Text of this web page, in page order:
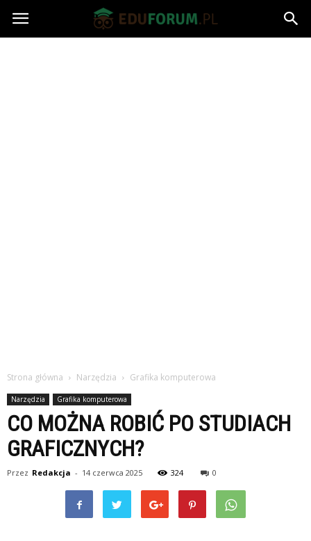
Eduforum.pl
Strona główna Narzędzia Grafika komputerowa
Narzędzia Grafika komputerowa
CO MOŻNA ROBIĆ PO STUDIACH
GRAFICZNYCH?
Przez Redakcja - 14 czerwca 2025 324 0